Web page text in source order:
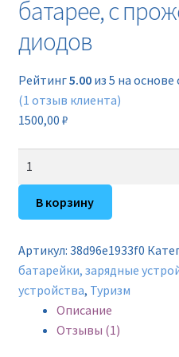
батарее, с
диодов
Рейтинг5.00из 5 на основе
(1 отзыв клиента)
1500,00 ₽
Зарядное
устройство
Bank
20000mah
на
солнечной
батарее,
В корзину
Артикул: 38d96e1933f0
батарейки, зарядные
устройства, Туризм
Описание
Отзывы (1)